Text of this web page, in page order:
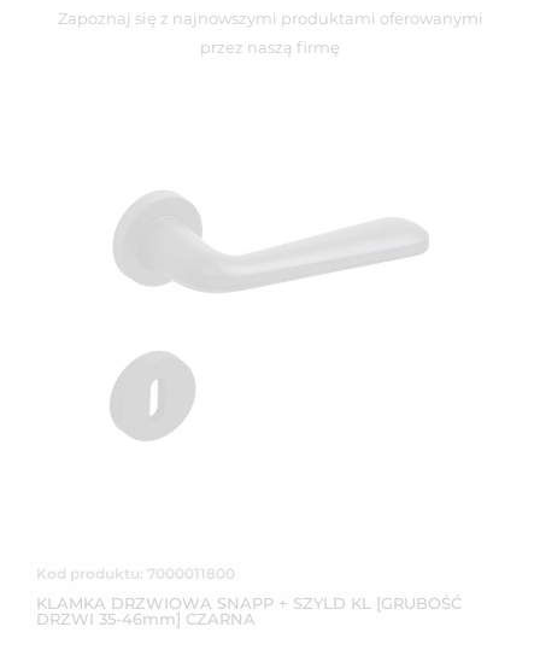
Zapoznaj się z najnowszymi produktami oferowanymi
przez naszą firmę
Kod produktu: 7000011800
KLAMKA DRZWIOWA SNAPP + SZYLD KL [GRUBOŚĆ
DRZWI 35-46mm] CZARNA